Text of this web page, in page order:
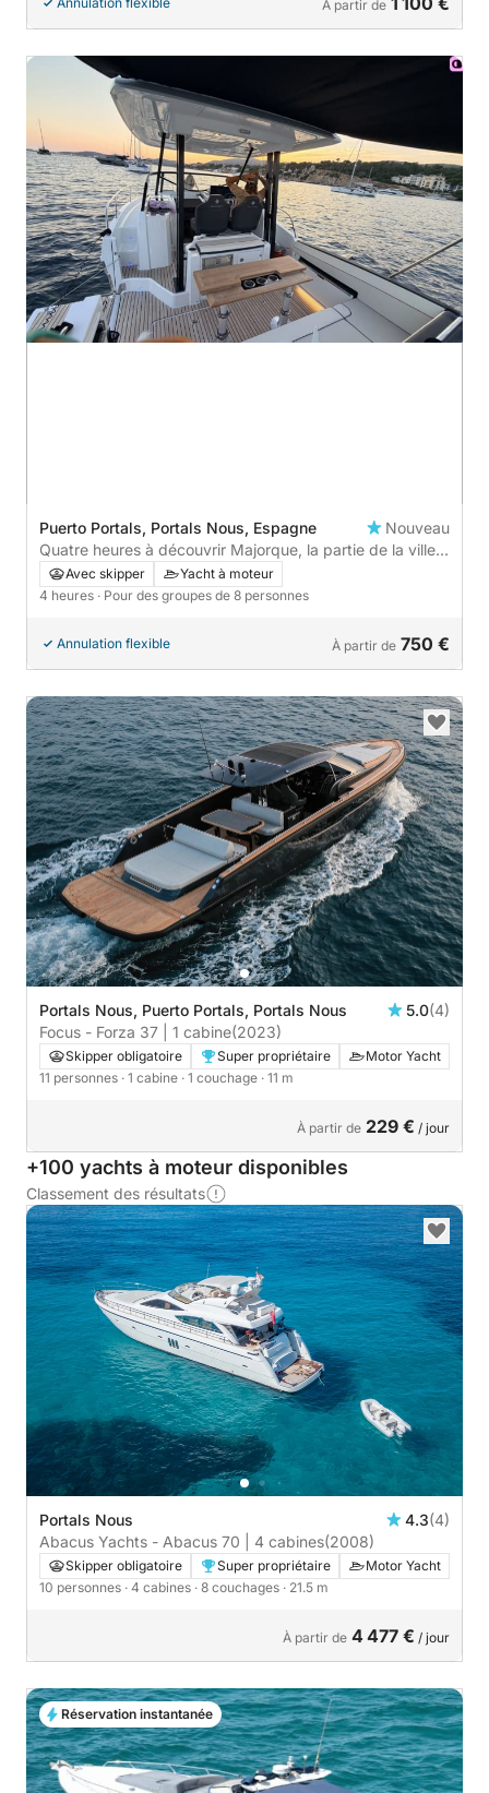
À partir de
Puerto Portals, Portals Nous, Espagne
Nouveau
Quatre heures à découvrir Majorque, la partie de la ville
que l'on ne peut voir que depuis la mer.
Avec skipper
Yacht à moteur
4 heures · Pour des groupes de 8 personnes
Annulation flexible À partir de 750 €
Portals Nous, Puerto Portals, Portals Nous 5.0(4)
Focus - Forza 37 | 1 cabine(2023)
Skipper obligatoire Super propriétaire
Motor Yacht
11 personnes · 1 cabine · 1 couchage · 11 m
À partir de 229 € / jour
+100 yachts à moteur disponibles
Classement des résultats
Portals Nous 4.3(4)
Abacus Yachts - Abacus 70 | 4 cabines(2008)
Skipper obligatoire Super propriétaire
Motor Yacht
10 personnes · 4 cabines · 8 couchages · 21.5 m
À partir de 4 477 € / jour
Réservation instantanée